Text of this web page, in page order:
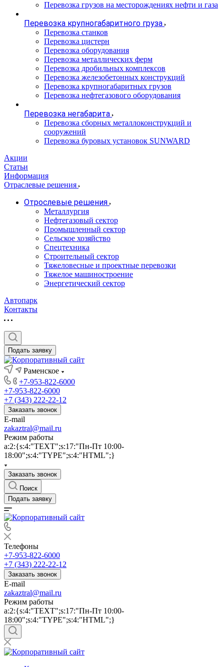
Перевозка грузов на месторождениях нефти и газа
Перевозка крупногабаритного груза
Перевозка станков
Перевозка цистерн
Перевозка оборудования
Перевозка металлических ферм
Перевозка дробильных комплексов
Перевозка железобетонных конструкций
Перевозка крупногабаритных грузов
Перевозка нефтегазового оборудования
Перевозка негабарита
Перевозка сборных металлоконструкций и
сооружений
Перевозка буровых установок SUNWARD
Акции
Статьи
Информация
Отраслевые решения
Отрослевые решения
Металлургия
Нефтегазовый сектор
Промышленный сектор
Сельское хозяйство
Спецтехника
Строительный сектор
Тяжеловесные и проектные перевозки
Тяжелое машиностроение
Энергетический сектор
Автопарк
Контакты
Подать заявку
Раменское
+7-953-822-6000
+7-953-822-6000
+7 (343) 222-22-12
Заказать звонок
E-mail
zakaztral@mail.ru
Режим работы
a:2:{s:4:"TEXT";s:17:"Пн-Пт 10:00-
18:00";s:4:"TYPE";s:4:"HTML";}
Заказать звонок
Поиск
Подать заявку
Телефоны
+7-953-822-6000
+7 (343) 222-22-12
Заказать звонок
E-mail
zakaztral@mail.ru
Режим работы
a:2:{s:4:"TEXT";s:17:"Пн-Пт 10:00-
18:00";s:4:"TYPE";s:4:"HTML";}